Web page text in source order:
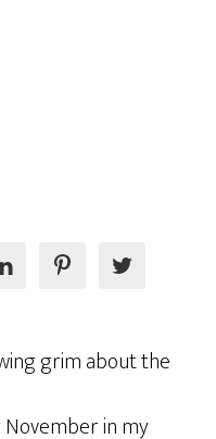
grim about the
in my